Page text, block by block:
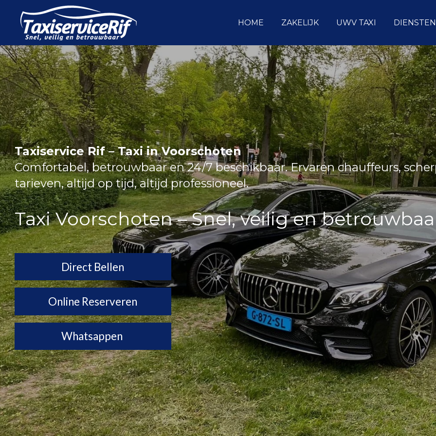
direct
de
hoofdinhoud
HOME ZAKELIJK UWV TAXI DIENSTEN
Taxiservice Rif – Taxi in Voorschoten
Comfortabel, betrouwbaar en 24/7 beschikbaar. Ervaren chauffeurs,
tarieven, altijd op tijd, altijd professioneel.
Taxi Voorschoten – Snel, veilig en
Direct Bellen
Online Reserveren
Whatsappen